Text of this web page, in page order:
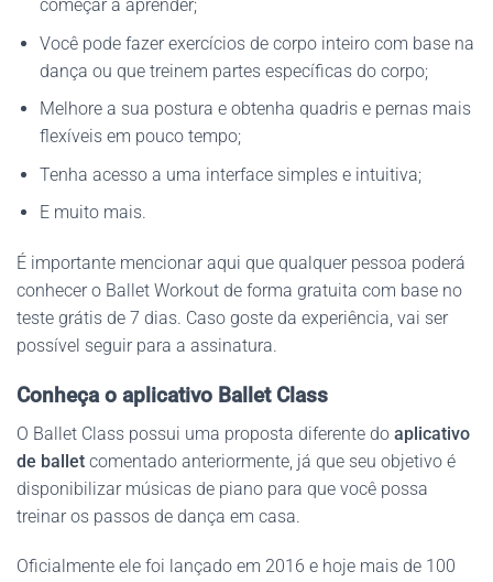
começar a aprender;
Você pode fazer exercícios de corpo inteiro com base na
dança ou que treinem partes específicas do corpo;
Melhore a sua postura e obtenha quadris e pernas mais
flexíveis em pouco tempo;
Tenha acesso a uma interface simples e intuitiva;
E muito mais.
É importante mencionar aqui que qualquer pessoa poderá
conhecer o Ballet Workout de forma gratuita com base no
teste grátis de 7 dias. Caso goste da experiência, vai ser
possível seguir para a assinatura.
Conheça o aplicativo Ballet Class
O Ballet Class possui uma proposta diferente do aplicativo
de ballet comentado anteriormente, já que seu objetivo é
disponibilizar músicas de piano para que você possa
treinar os passos de dança em casa.
Oficialmente ele foi lançado em 2016 e hoje mais de 100